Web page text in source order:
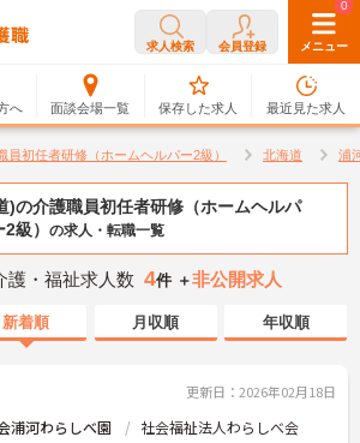
求人検索 会員登録 メニュー
へ 面談会場一覧
0
保存した求人
0
最近見た求人
員初任者研修（ホームヘルパー2級） 北海道 浦
)の介護職員初任者研修（ホームヘルパ
2級） の求人・転職一覧
護・福祉求人数 4件 ＋非公開求人
新着順 月収順 年収順
更新日：2026年02月18日
浦河わらしべ園 社会福祉法人わらしべ会